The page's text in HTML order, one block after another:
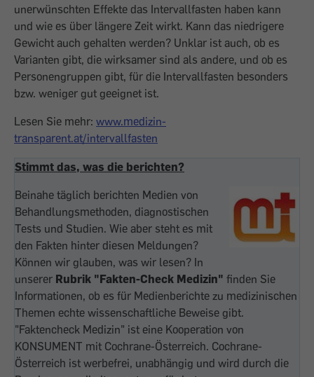
unerwünschten Effekte das Intervallfasten haben kann
und wie es über längere Zeit wirkt. Kann das niedrigere
Gewicht auch gehalten werden? Unklar ist auch, ob es
Varianten gibt, die wirksamer sind als andere, und ob es
Personengruppen gibt, für die Intervallfasten besonders
bzw. weniger gut geeignet ist.
Lesen Sie mehr: www.medizin-
transparent.at/intervallfasten
Stimmt das, was die berichten?
Beinahe täglich berichten Medien von
Behandlungsmethoden, diagnostischen
Tests und Studien. Wie aber steht es mit
den Fakten hinter diesen Meldungen?
Können wir glauben, was wir lesen? In
unserer Rubrik "Fakten-Check Medizin" finden Sie
Informationen, ob es für Medienberichte zu medizinischen
Themen echte wissenschaftliche Beweise gibt.
"Faktencheck Medizin" ist eine Kooperation von
KONSUMENT mit Cochrane-Österreich. Cochrane-
Österreich ist werbefrei, unabhängig und wird durch die